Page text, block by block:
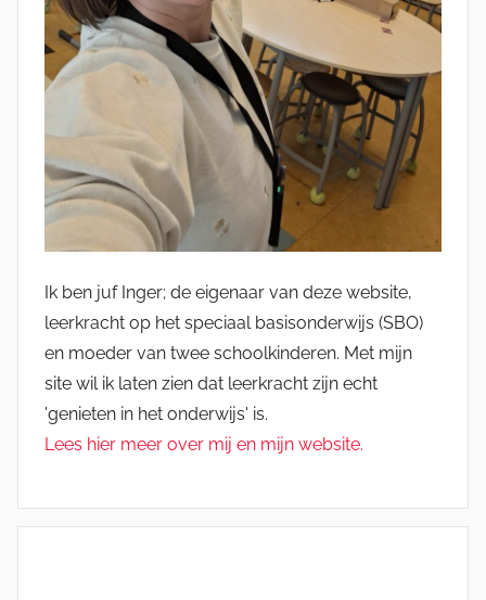
Ik ben juf Inger; de eigenaar van deze website,
leerkracht op het speciaal basisonderwijs (SBO)
en moeder van twee schoolkinderen. Met mijn
site wil ik laten zien dat leerkracht zijn echt
'genieten in het onderwijs' is.
Lees hier meer over mij en mijn website.